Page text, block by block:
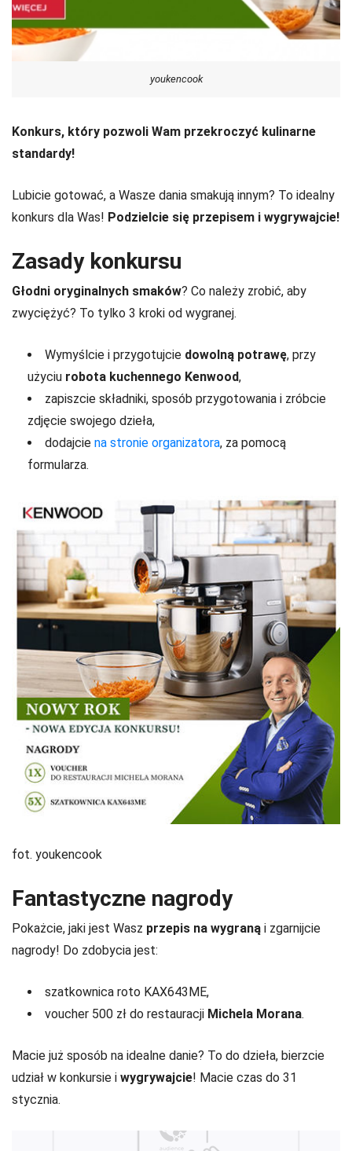
youkencook
Konkurs, który pozwoli Wam przekroczyć kulinarne
standardy!
Lubicie gotować, a Wasze dania smakują innym? To idealny
konkurs dla Was! Podzielcie się przepisem i wygrywajcie!
Zasady konkursu
Głodni oryginalnych smaków? Co należy zrobić, aby
zwyciężyć? To tylko 3 kroki od wygranej.
Wymyślcie i przygotujcie dowolną potrawę, przy
użyciu robota kuchennego Kenwood,
zapiszcie składniki, sposób przygotowania i zróbcie
zdjęcie swojego dzieła,
dodajcie na stronie organizatora, za pomocą
formularza.
fot. youkencook
Fantastyczne nagrody
Pokażcie, jaki jest Wasz przepis na wygraną i zgarnijcie
nagrody! Do zdobycia jest:
szatkownica roto KAX643ME,
voucher 500 zł do restauracji Michela Morana.
Macie już sposób na idealne danie? To do dzieła, bierzcie
udział w konkursie i wygrywajcie! Macie czas do 31
stycznia.